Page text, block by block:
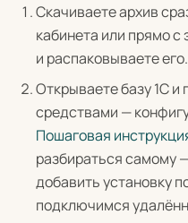
Скачиваете архив
кабинета или прямо
и распаковываете его.
Открываете базу 1С
средствами —
Пошаговая
разбираться самому
добавить установку
подключимся